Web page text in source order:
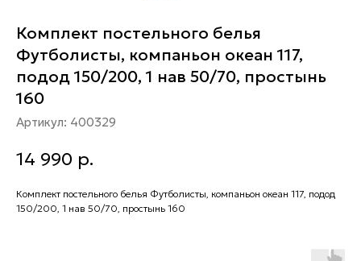
Комплект постельного белья
Футболисты, компаньон океан 117,
подод 150/200, 1 нав 50/70, простынь
160
Артикул: 400329
14 990 р.
Комплект постельного белья Футболисты, компаньон океан 117, подод
150/200, 1 нав 50/70, простынь 160